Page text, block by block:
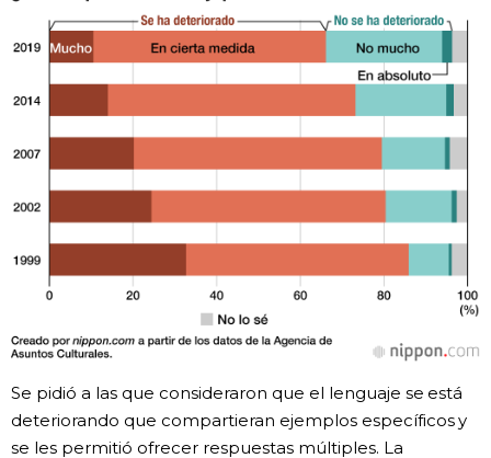
Se pidió a las que consideraron que el lenguaje se está
deteriorando que compartieran ejemplos específicos y
se les permitió ofrecer respuestas múltiples. La